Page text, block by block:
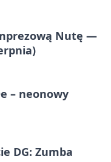
Nutę —
– neonowy
DG: Zumba